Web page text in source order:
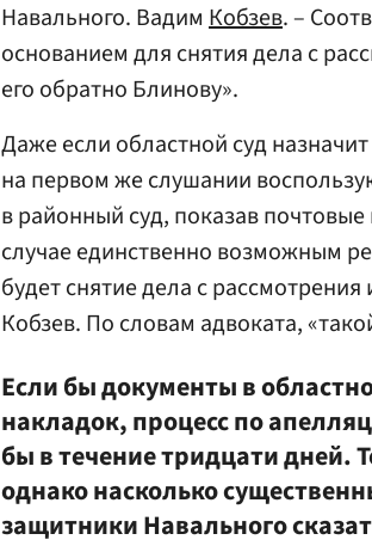
Навального. Вадим Кобзев. –
основанием для снятия дела с
его обратно Блинову».
Даже если областной суд
на первом же слушании
в районный суд, показав
случае единственно возможным
будет снятие дела с
Кобзев. По словам адвоката,
Если бы документы в
накладок, процесс по
бы в течение тридцати дней.
однако насколько
защитники Навального